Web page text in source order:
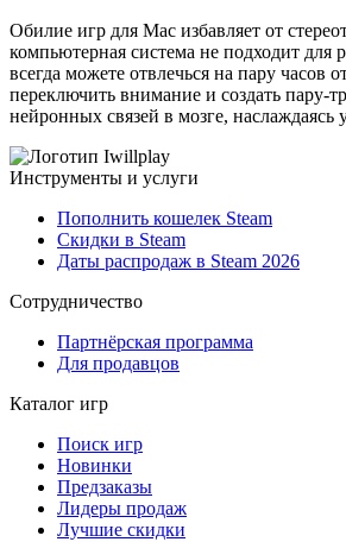
Обилие игр для Mac избавляет от
компьютерная система не подходит для
всегда можете отвлечься на пару часов
переключить внимание и создать пару-
нейронных связей в мозге, наслаждаясь
Инструменты и услуги
Пополнить кошелек Steam
Скидки в Steam
Даты распродаж в Steam 2026
Сотрудничество
Партнёрская программа
Для продавцов
Каталог игр
Поиск игр
Новинки
Предзаказы
Лидеры продаж
Лучшие скидки